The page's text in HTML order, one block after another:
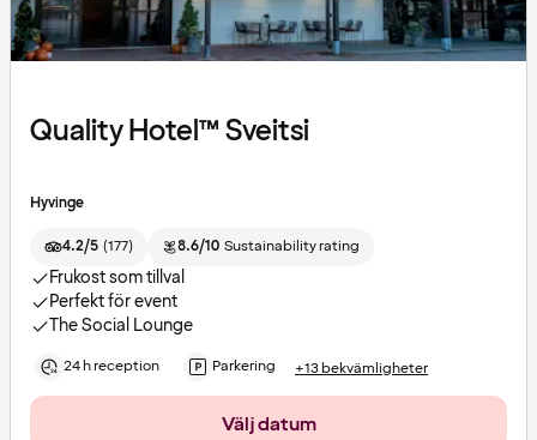
Quality Hotel™ Sveitsi
Hyvinge
4.2/5 (177) 8.6/10 Sustainability rating
Frukost som tillval
Perfekt för event
The Social Lounge
24 h reception Parkering +13 bekvämligheter
Välj datum